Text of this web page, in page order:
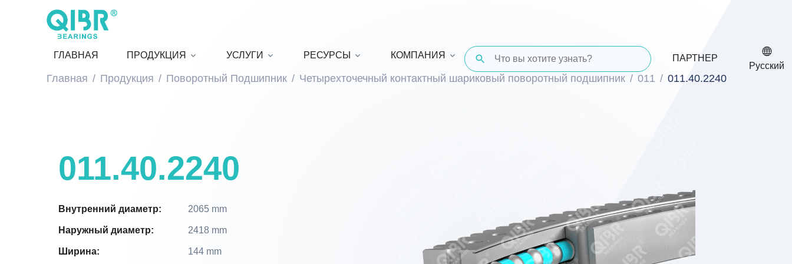
ГЛАВНАЯ ПРОДУКЦИЯ УСЛУГИ РЕСУРСЫ КОМПАНИЯ ПАРТНЕР
Русский
Главная Продукция Поворотный Подшипник Четырехточечный контактный шариковый поворотный подшипник 011 011.40.2240
011.40.2240
Внутренний диаметр: 2065 mm
Наружный диаметр: 2418 mm
Ширина: 144 mm